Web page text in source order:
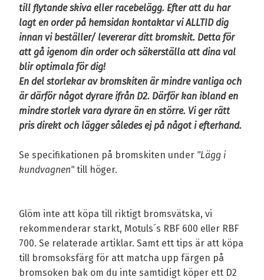
till flytande skiva eller racebelägg. Efter att du har
lagt en order på hemsidan kontaktar vi ALLTID dig
innan vi beställer/ levererar ditt bromskit. Detta för
att gå igenom din order och säkerställa att dina val
blir optimala för dig!
En del storlekar av bromskiten är mindre vanliga och
är därför någotdyrare ifrån D2. Därför kan ibland en
mindre storlek vara dyrare än en större. Vi ger rätt
pris direkt och lägger således ej på något i efterhand.
Se specifikationen på bromskiten under "Lägg i
kundvagnen"till höger.
Glöm inte att köpa till riktigt bromsvätska, vi
rekommenderar starkt, Motuls´s RBF 600 eller RBF
700. Se relaterade artiklar. Samt ett tips är att köpa
till bromsoksfärg för att matcha upp färgen på
bromsoken bak om du inte samtidigt köper ett D2